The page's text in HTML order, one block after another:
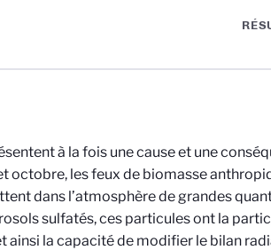
à la fois une cause et une
octobre, les feux de biomasse
dans l’atmosphère de grandes
sulfatés, ces particules ont la
ainsi la capacité de modifier le bilan